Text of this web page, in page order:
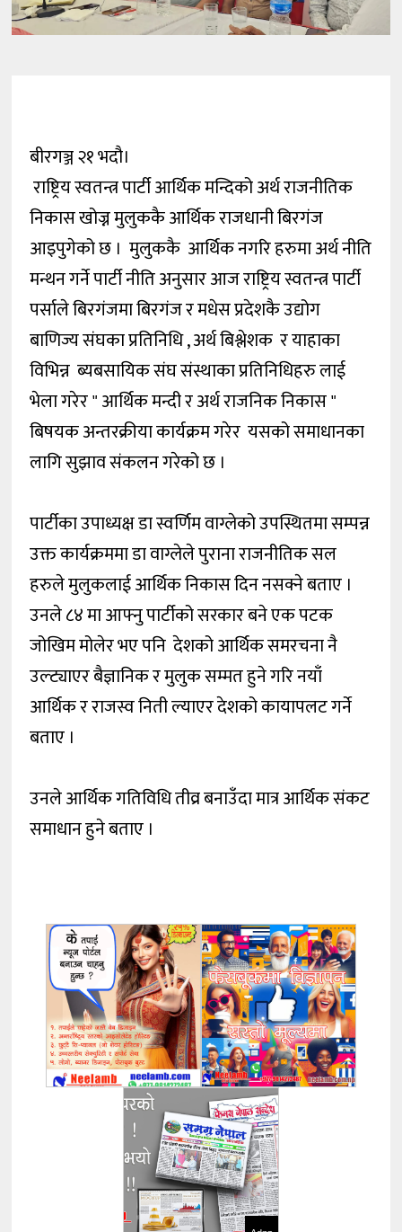
बीरगञ्ज २१ भदौ।
राष्ट्रिय स्वतन्त्र पार्टी आर्थिक मन्दिको अर्थ राजनीतिक
निकास खोज्न मुलुककै आर्थिक राजधानी बिरगंज
आइपुगेको छ । मुलुककै आर्थिक नगरि हरुमा अर्थ नीति
मन्थन गर्ने पार्टी नीति अनुसार आज राष्ट्रिय स्वतन्त्र पार्टी
पर्साले बिरगंजमा बिरगंज र मधेस प्रदेशकै उद्योग
बाणिज्य संघका प्रतिनिधि , अर्थ बिश्लेशक र याहाका
विभिन्न ब्यबसायिक संघ संस्थाका प्रतिनिधिहरु लाई
भेला गरेर " आर्थिक मन्दी र अर्थ राजनिक निकास "
बिषयक अन्तरक्रीया कार्यक्रम गरेर यसको समाधानका
लागि सुझाव संकलन गरेको छ ।
पार्टीका उपाध्यक्ष डा स्वर्णिम वाग्लेको उपस्थितमा सम्पन्न
उक्त कार्यक्रममा डा वाग्लेले पुराना राजनीतिक सल
हरुले मुलुकलाई आर्थिक निकास दिन नसक्ने बताए ।
उनले ८४ मा आफ्नु पार्टीको सरकार बने एक पटक
जोखिम मोलेर भए पनि देशको आर्थिक समरचना नै
उल्ट्याएर बैज्ञानिक र मुलुक सम्मत हुने गरि नयाँ
आर्थिक र राजस्व निती ल्याएर देशको कायापलट गर्ने
बताए ।
उनले आर्थिक गतिविधि तीव्र बनाउँदा मात्र आर्थिक संकट
समाधान हुने बताए ।